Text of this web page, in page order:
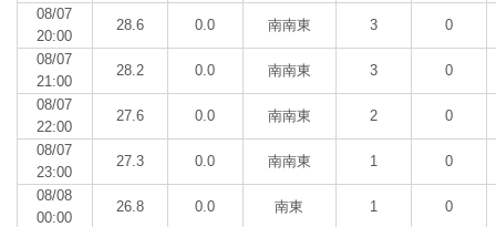
08/07
20:00
28.6 0.0 南南東 3 0
08/07
21:00
28.2 0.0 南南東 3 0
08/07
22:00
27.6 0.0 南南東 2 0
08/07
23:00
27.3 0.0 南南東 1 0
08/08
00:00
26.8 0.0 南東 1 0